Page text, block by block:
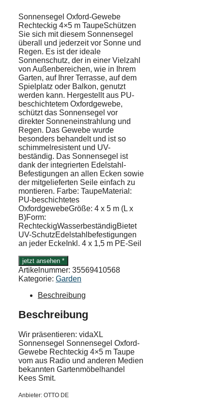
Sonnensegel Oxford-Gewebe
Rechteckig 4×5 m TaupeSchützen
Sie sich mit diesem Sonnensegel
überall und jederzeit vor Sonne und
Regen. Es ist der ideale
Sonnenschutz, der in einer Vielzahl
von Außenbereichen, wie in Ihrem
Garten, auf Ihrer Terrasse, auf dem
Spielplatz oder Balkon, genutzt
werden kann. Hergestellt aus PU-
beschichtetem Oxfordgewebe,
schützt das Sonnensegel vor
direkter Sonneneinstrahlung und
Regen. Das Gewebe wurde
besonders behandelt und ist so
schimmelresistent und UV-
beständig. Das Sonnensegel ist
dank der integrierten Edelstahl-
Befestigungen an allen Ecken sowie
der mitgelieferten Seile einfach zu
montieren. Farbe: TaupeMaterial:
PU-beschichtetes
OxfordgewebeGröße: 4 x 5 m (L x
B)Form:
RechteckigWasserbeständigBietet
UV-SchutzEdelstahlbefestigungen
an jeder EckeInkl. 4 x 1,5 m PE-Seil
jetzt ansehen *
Artikelnummer: 35569410568
Kategorie: Garden
Beschreibung
Beschreibung
Wir präsentieren: vidaXL
Sonnensegel Sonnensegel Oxford-
Gewebe Rechteckig 4×5 m Taupe
vom aus Radio und anderen Medien
bekannten Gartenmöbelhandel
Kees Smit.
Anbieter: OTTO DE